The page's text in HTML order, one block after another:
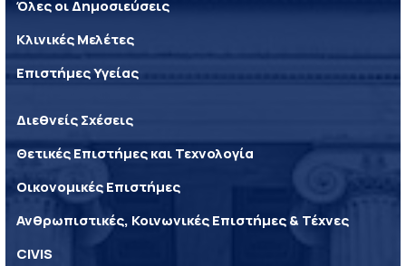
Όλες οι Δημοσιεύσεις
Κλινικές Μελέτες
Επιστήμες Υγείας
Διεθνείς Σχέσεις
Θετικές Επιστήμες και Τεχνολογία
Οικονομικές Επιστήμες
Ανθρωπιστικές, Κοινωνικές Επιστήμες & Τέχνες
CIVIS